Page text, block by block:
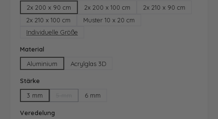
2x 200 x 90 cm
2x 200 x 100 cm
2x 210 x 90 cm
2x 210 x 100 cm
Muster 10 x 20 cm
Individuelle Größe
Material
Aluminium
Acrylglas 3D
Stärke
3 mm
(Diese Option ist zurzeit nicht verfügbar.)
6 mm
Veredelung